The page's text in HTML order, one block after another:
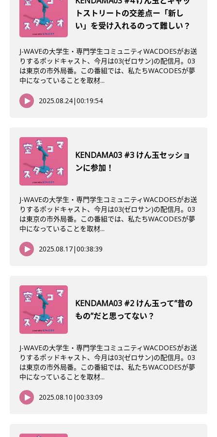
トストリートの交差点ー「新し
い」を受け入れるのって難しい？
J-WAVEの大学生・専門学生コミュニティWACDOESがお送
りするポッドキャスト、今月は03(ゼロサン)の配信月。03
は東京の市外局番。この番組では、私たちWACODESが夢
中になっていることを取材...
2025.08.24|00:19:54
KENDAMA03 #3 けん玉セッショ
ンに参加！
J-WAVEの大学生・専門学生コミュニティWACDOESがお送
りするポッドキャスト、今月は03(ゼロサン)の配信月。03
は東京の市外局番。この番組では、私たちWACODESが夢
中になっていることを取材...
2025.08.17|00:38:39
KENDAMA03 #2 けん玉って”昔の
もの”だと思ってない？
J-WAVEの大学生・専門学生コミュニティWACDOESがお送
りするポッドキャスト、今月は03(ゼロサン)の配信月。03
は東京の市外局番。この番組では、私たちWACODESが夢
中になっていることを取材...
2025.08.10 |00:33:09